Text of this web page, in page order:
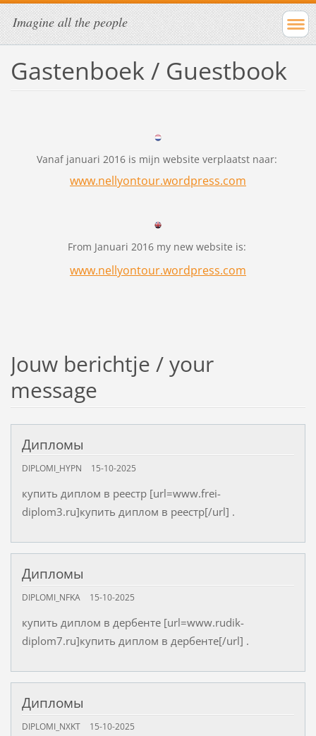
Imagine all the people
Gastenboek / Guestbook
Vanaf januari 2016 is mijn website verplaatst naar:
www.nellyontour.wordpress.com
From Januari 2016 my new website is:
www.nellyontour.wordpress.com
Jouw berichtje / your
message
Дипломы
DIPLOMI_HYPN 15-10-2025
купить диплом в реестр [url=www.frei-
diplom3.ru]купить диплом в реестр[/url] .
Дипломы
DIPLOMI_NFKA 15-10-2025
купить диплом в дербенте [url=www.rudik-
diplom7.ru]купить диплом в дербенте[/url] .
Дипломы
DIPLOMI_NXKT 15-10-2025